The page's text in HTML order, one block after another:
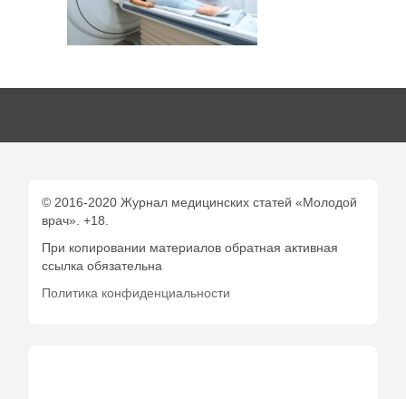
© 2016-2020 Журнал медицинских статей «Молодой
врач». +18.
При копировании материалов обратная активная
ссылка обязательна
Политика конфиденциальности